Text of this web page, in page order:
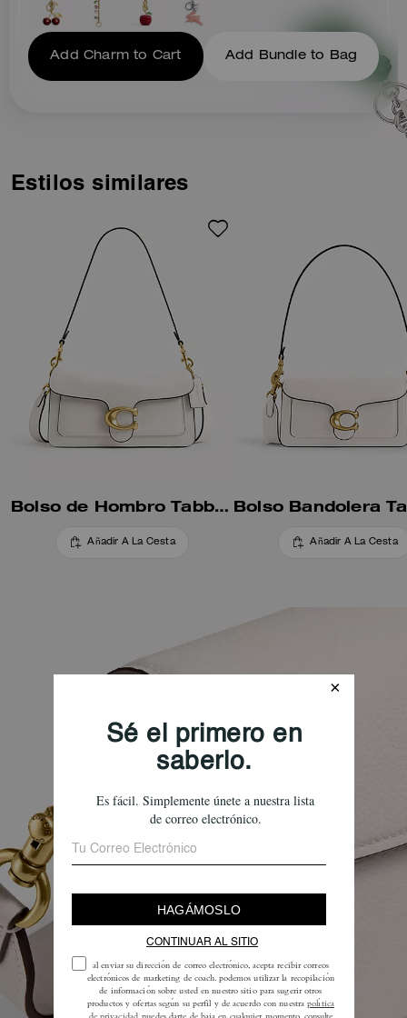
Add Charm to Cart Add Bundle to Bag
Estilos similares
Bolso de Hombro Tabby 26
Añadir A La Cesta Añadir A La Cesta